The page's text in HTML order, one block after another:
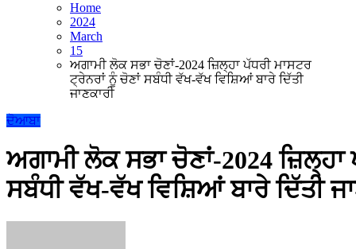
Home
2024
March
15
ਅਗਾਮੀ ਲੋਕ ਸਭਾ ਚੋਣਾਂ-2024 ਜ਼ਿਲ੍ਹਾ ਪੱਧਰੀ ਮਾਸਟਰ
ਟ੍ਰੇਨਰਾਂ ਨੂੰ ਚੋਣਾਂ ਸਬੰਧੀ ਵੱਖ-ਵੱਖ ਵਿਸ਼ਿਆਂ ਬਾਰੇ ਦਿੱਤੀ
ਜਾਣਕਾਰੀ
ਦੋਆਬਾ
ਅਗਾਮੀ ਲੋਕ ਸਭਾ ਚੋਣਾਂ-2024
ਸਬੰਧੀ ਵੱਖ-ਵੱਖ ਵਿਸ਼ਿਆਂ ਬਾਰੇ ਦਿੱਤੀ